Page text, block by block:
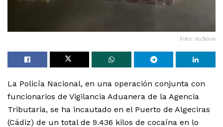
Foto: Archivos
La Policía Nacional, en una operación conjunta con
funcionarios de Vigilancia Aduanera de la Agencia
Tributaria, se ha incautado en el Puerto de Algeciras
(Cádiz) de un total de 9.436 kilos de cocaína en lo